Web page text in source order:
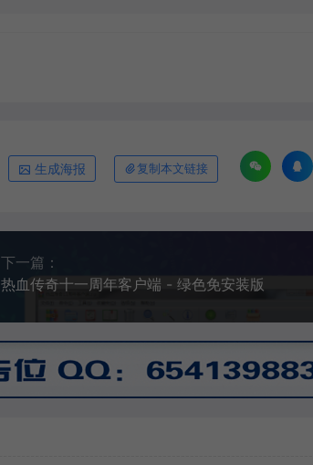
生成海报 复制本文链接
下一篇：
热血传奇十一周年客户端 - 绿色免安装版